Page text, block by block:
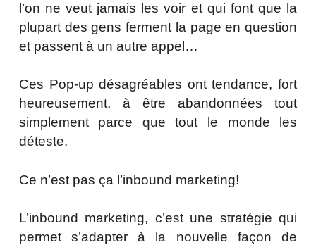
l’on ne veut jamais les voir et qui font que la
plupart des gens ferment la page en question
et passent à un autre appel…
Ces Pop-up désagréables ont tendance, fort
heureusement, à être abandonnées tout
simplement parce que tout le monde les
déteste.
Ce n’est pas ça l’inbound marketing!
L’inbound marketing, c’est une stratégie qui
permet s’adapter à la nouvelle façon de